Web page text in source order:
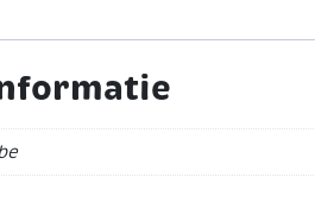
250 ml